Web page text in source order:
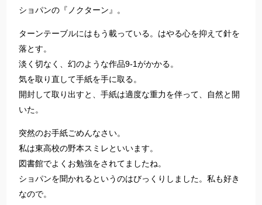
ショパンの『ノクターン』。
ターンテーブルにはもう載っている。はやる心を抑えて針を
落とす。
淡く切なく、幻のような作品9-1がかかる。
気を取り直して手紙を手に取る。
開封して取り出すと、手紙は適度な重力を伴って、自然と開
いた。
突然のお手紙ごめんなさい。
私は東高校の野本スミレといいます。
図書館でよくお勉強をされてましたね。
ショパンを聞かれるというのはびっくりしました。私も好き
なので。